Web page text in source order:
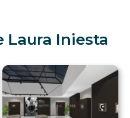
Laura Iniesta